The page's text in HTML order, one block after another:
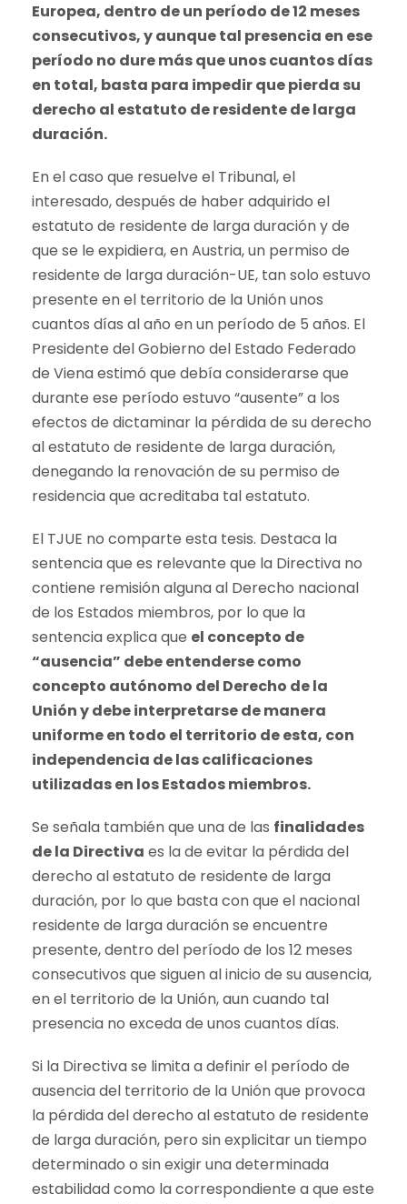
Europea, dentro de un período de 12 meses
consecutivos, y aunque tal presencia en ese
período no dure más que unos cuantos días
en total, basta para impedir que pierda su
derecho al estatuto de residente de larga
duración.
En el caso que resuelve el Tribunal, el
interesado, después de haber adquirido el
estatuto de residente de larga duración y de
que se le expidiera, en Austria, un permiso de
residente de larga duración-UE, tan solo estuvo
presente en el territorio de la Unión unos
cuantos días al año en un período de 5 años. El
Presidente del Gobierno del Estado Federado
de Viena estimó que debía considerarse que
durante ese período estuvo “ausente” a los
efectos de dictaminar la pérdida de su derecho
al estatuto de residente de larga duración,
denegando la renovación de su permiso de
residencia que acreditaba tal estatuto.
El TJUE no comparte esta tesis. Destaca la
sentencia que es relevante que la Directiva no
contiene remisión alguna al Derecho nacional
de los Estados miembros, por lo que la
sentencia explica que el concepto de
“ausencia” debe entenderse como
concepto autónomo del Derecho de la
Unión y debe interpretarse de manera
uniforme en todo el territorio de esta, con
independencia de las calificaciones
utilizadas en los Estados miembros.
Se señala también que una de las finalidades
de la Directiva es la de evitar la pérdida del
derecho al estatuto de residente de larga
duración, por lo que basta con que el nacional
residente de larga duración se encuentre
presente, dentro del período de los 12 meses
consecutivos que siguen al inicio de su ausencia,
en el territorio de la Unión, aun cuando tal
presencia no exceda de unos cuantos días.
Si la Directiva se limita a definir el período de
ausencia del territorio de la Unión que provoca
la pérdida del derecho al estatuto de residente
de larga duración, pero sin explicitar un tiempo
determinado o sin exigir una determinada
estabilidad como la correspondiente a que este